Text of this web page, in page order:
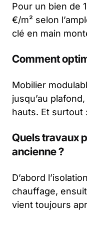
Pour un bien de
€/m² selon
clé en main
Comment
Mobilier
jusqu’au
hauts. Et surtout
Quels travaux
ancienne ?
D’abord
chauffage,
vient toujours